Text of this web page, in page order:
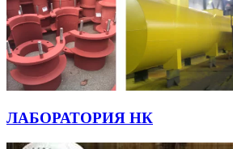
ЛАБОРАТОРИЯ НК